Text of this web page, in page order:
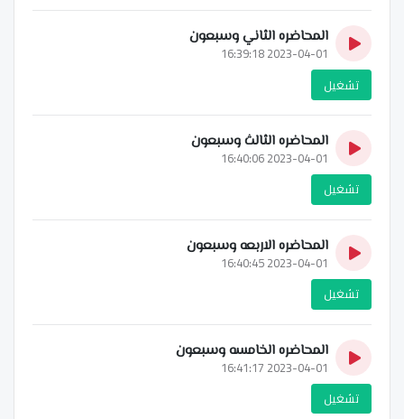
المحاضره الثاني وسبعون
2023-04-01 16:39:18
تشغيل
المحاضره الثالث وسبعون
2023-04-01 16:40:06
تشغيل
المحاضره الاربعه وسبعون
2023-04-01 16:40:45
تشغيل
المحاضره الخامسه وسبعون
2023-04-01 16:41:17
تشغيل